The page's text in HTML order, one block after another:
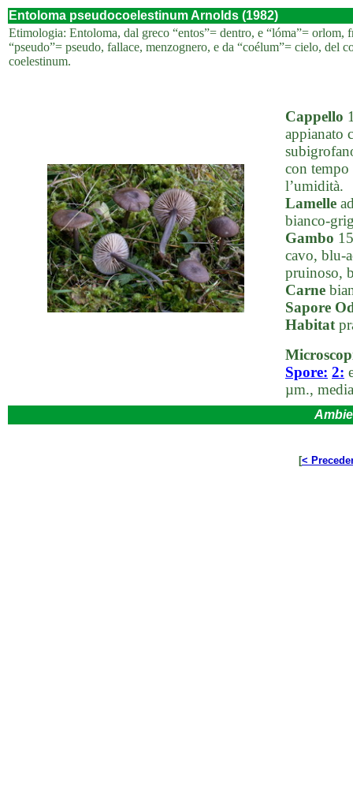
Entoloma pseudocoelestinum Arnolds (1982)
Etimologia: Entoloma, dal greco “entos”= dentro, e “lóma”= orlom,
“pseudo”= pseudo, fallace, menzognero, e da “coélum”= cielo, del
coelestinum.
Cappello
appianato
con tempo
l’umidità.
Lamelle
bianco-
Gambo
cavo, blu-
pruinoso,
Carne
Sapore
Habitat
Spore: 2:
µm.,
[<